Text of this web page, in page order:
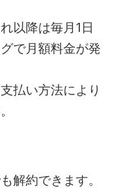
以降は毎月1日
で月額料金が発
払い方法により
解約できます。